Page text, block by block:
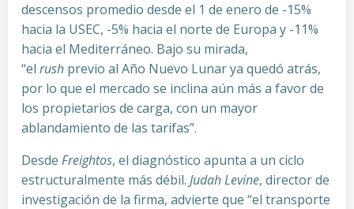
descensos promedio desde el 1 de enero de -15%
hacia la USEC, -5% hacia el norte de Europa y -11%
hacia el Mediterráneo. Bajo su mirada,
“el rush previo al Año Nuevo Lunar ya quedó atrás,
por lo que el mercado se inclina aún más a favor de
los propietarios de carga, con un mayor
ablandamiento de las tarifas”.
Desde Freightos, el diagnóstico apunta a un ciclo
estructuralmente más débil. Judah Levine, director de
investigación de la firma, advierte que “el transporte